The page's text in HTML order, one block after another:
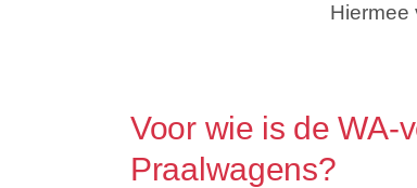
Hiermee
Voor wie is de WA-
Praalwagens?